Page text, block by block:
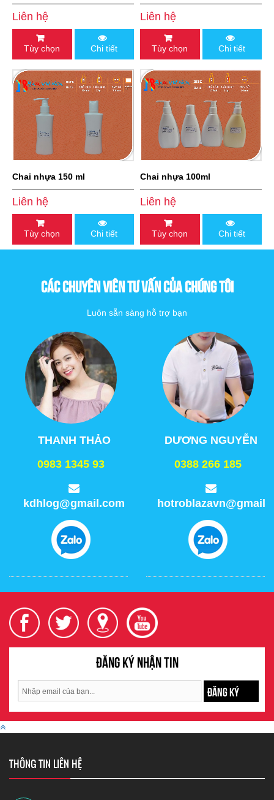
- HDPE300ml-550ml
Liên hệ
Tùy chọn Chi tiết
sinh phụ nữ 150ml
Liên hệ
Tùy chọn Chi tiết
Chai nhựa 150 ml
Liên hệ
Tùy chọn Chi tiết
Chai nhựa 100ml
Liên hệ
Tùy chọn Chi tiết
CÁC CHUYÊN VIÊN TƯ VẤN CỦA CHÚNG TÔI
Luôn sẵn sàng hỗ trợ bạn
THANH THẢO
0983 1345 93
kdhlog@gmail.com
DƯƠNG NGUYỄN
0388 266 185
Đăng ký nhận tin
ĐĂNG KÝ
THÔNG TIN LIÊN HỆ